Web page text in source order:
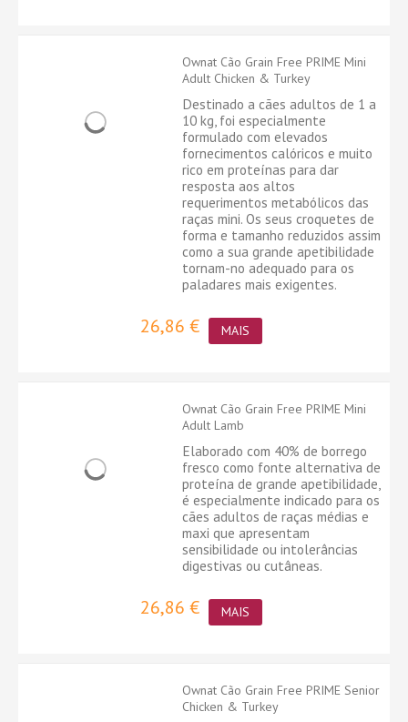
Ownat Cão Grain Free PRIME Mini
Adult Chicken & Turkey
Destinado a cães adultos de 1 a
10 kg, foi especialmente
formulado com elevados
fornecimentos calóricos e muito
rico em proteínas para dar
resposta aos altos
requerimentos metabólicos das
raças mini. Os seus croquetes de
forma e tamanho reduzidos assim
como a sua grande apetibilidade
tornam-no adequado para os
paladares mais exigentes.
26,86 € MAIS
Ownat Cão Grain Free PRIME Mini
Adult Lamb
Elaborado com 40% de borrego
fresco como fonte alternativa de
proteína de grande apetibilidade,
é especialmente indicado para os
cães adultos de raças médias e
maxi que apresentam
sensibilidade ou intolerâncias
digestivas ou cutâneas.
26,86 € MAIS
Ownat Cão Grain Free PRIME Senior
Chicken & Turkey